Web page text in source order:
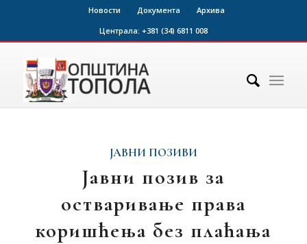
Новости Документа
Архива
Централа: +381 (34) 6811 008
ЈАВНИ ПОЗИВИ
Јавни позив за
остваривање права
коришћења без плаћања